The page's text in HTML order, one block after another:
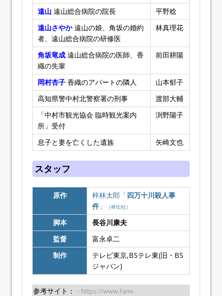
遠山 遠山総合病院の院長
平野稔
遠山さやか遠山の娘、角坂の婚約
者、遠山総合病院の研修医
林真理花
角坂竜成 遠山総合病院の医師、香
織の先輩
前田耕陽
岡村杏子 香織のアパートの隣人
山本郁子
高知県警中村北警察署の刑事
渡部大輔
「中村市観光協会 臨時観光案内
所」受付
渕野陽子
息子と妻を亡くした遺族 矢崎文也
スタッフ
原作 梓林太郎「四万十川殺人事
件 」 （祥伝社）
脚本
長谷川康夫
監督
富永卓二
制作
テレビ東京,BSテレ東(旧・BS
ジャパン)
参考サイト：
・https://www.fami-